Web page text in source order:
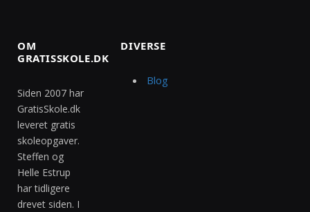
OM
GRATISSKOLE.DK
Siden 2007 har
GratisSkole.dk
leveret gratis
skoleopgaver.
Steffen og
Helle Estrup
har tidligere
drevet siden. I
DIVERSE
Blog